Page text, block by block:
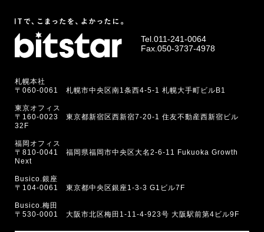
Tel.011-241-0064
Fax.050-3737-4978
札幌本社
〒060-0061 札幌市中央区南1条西4-5-1 札幌大手町ビルB1
東京オフィス
〒160-0023 東京都新宿区西新宿7-20-1 住友不動産西新宿ビル
32F
福岡オフィス
〒810-0041 福岡県福岡市中央区大名2-6-11 Fukuoka Growth
Next
Busico.銀座
〒104-0061 東京都中央区銀座1-3-3 G1ビル7F
Busico.梅田
〒530-0001 大阪市北区梅田1-11-4-923号 大阪駅前第4ビル9F